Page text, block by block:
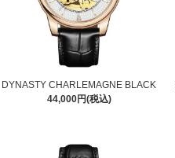
DYNASTY CHARLEMAGNE BLACK
44,000円(税込)